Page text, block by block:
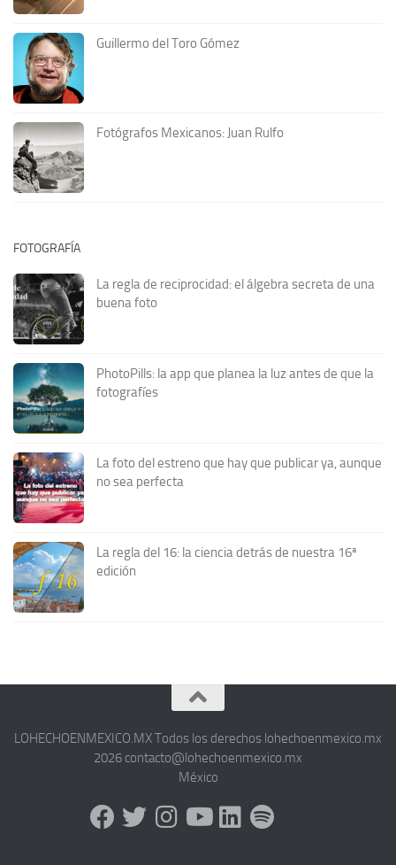
Guillermo del Toro Gómez
Fotógrafos Mexicanos: Juan Rulfo
FOTOGRAFÍA
La regla de reciprocidad: el álgebra secreta de una
buena foto
PhotoPills: la app que planea la luz antes de que la
fotografíes
La foto del estreno que hay que publicar ya, aunque
no sea perfecta
La regla del 16: la ciencia detrás de nuestra 16ª
edición
LOHECHOENMEXICO.MX Todos los derechos lohechoenmexico.mx
2026 contacto@lohechoenmexico.mx
México